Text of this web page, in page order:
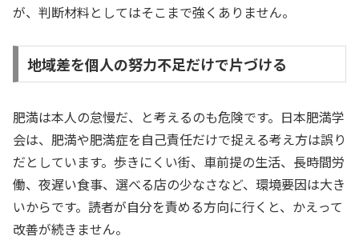
が、判断材料としてはそこまで強くありません。
地域差を個人の努力不足だけで片づける
肥満は本人の怠慢だ、と考えるのも危険です。日本肥満学
会は、肥満や肥満症を自己責任だけで捉える考え方は誤り
だとしています。歩きにくい街、車前提の生活、長時間労
働、夜遅い食事、選べる店の少なさなど、環境要因は大き
いからです。読者が自分を責める方向に行くと、かえって
改善が続きません。